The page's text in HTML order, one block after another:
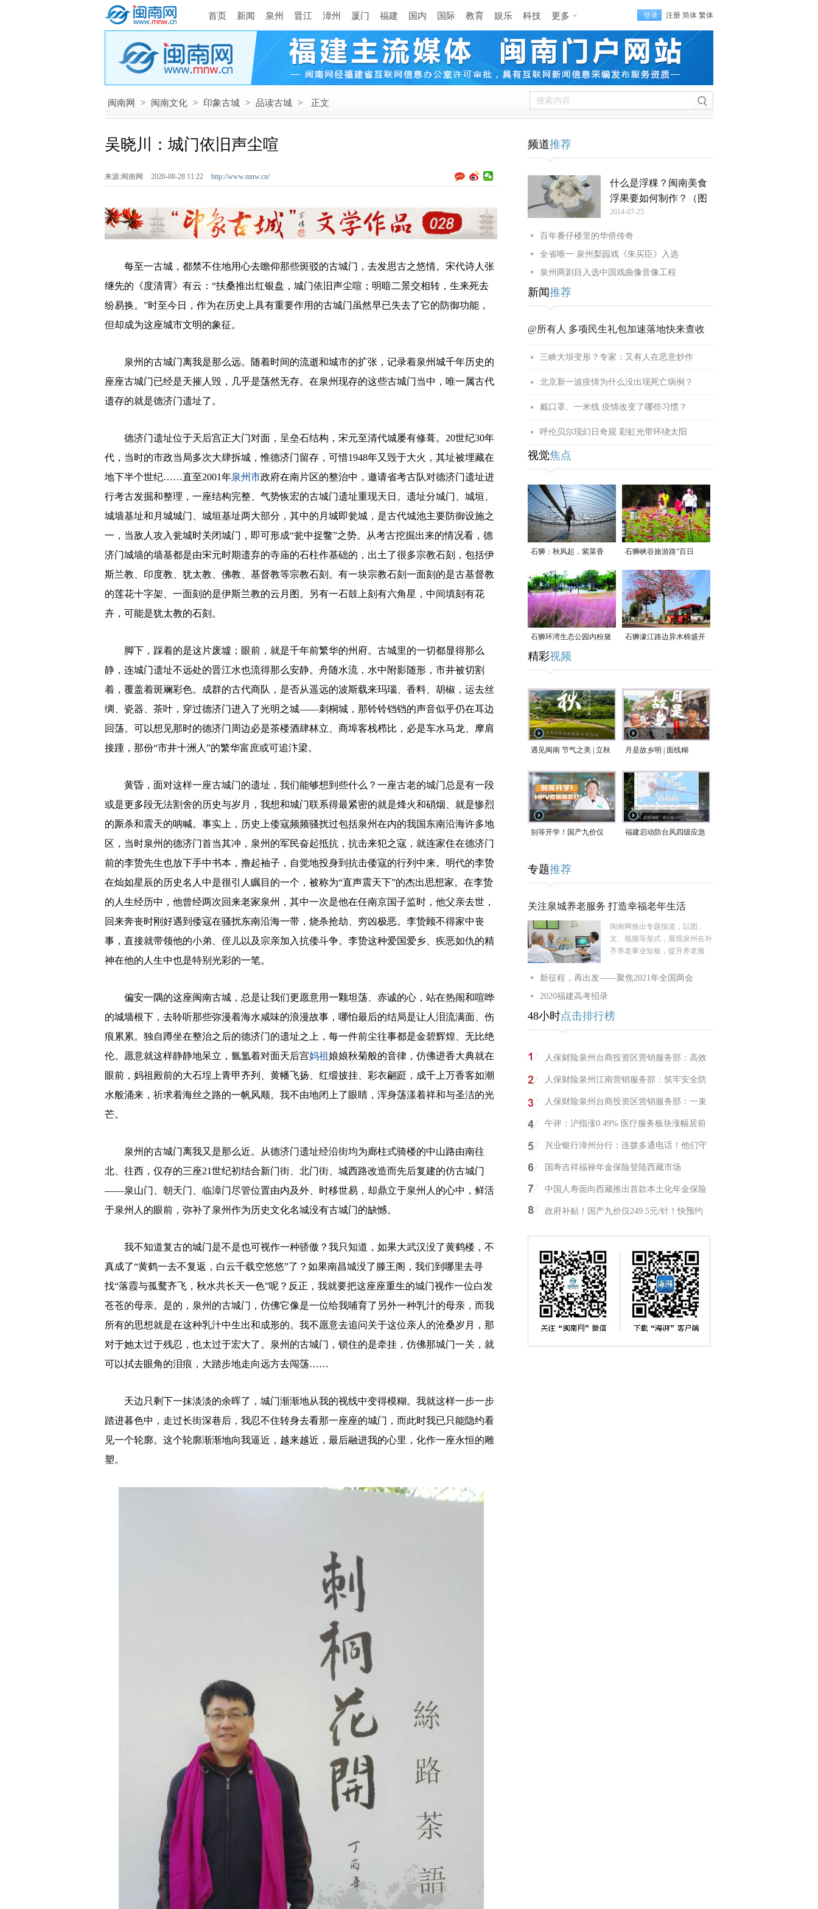
首页 新闻 泉州 晋江 漳州 厦门 福建 国内 国际 教育 娱乐 科技 更多 登录 注册 简体 繁体
闽南网 > 闽南文化 > 印象古城 > 品读古城 > 正文
吴晓川：城门依旧声尘喧
来源:闽南网 2020-08-28 11:22 http://www.mnw.cn/
每至一古城，都禁不住地用心去瞻仰那些斑驳的古城门，去发思古之悠情。宋代诗人张
继先的《度清霄》有云：“扶桑推出红银盘，城门依旧声尘喧；明暗二景交相转，生来死去
纷易换。”时至今日，作为在历史上具有重要作用的古城门虽然早已失去了它的防御功能，
但却成为这座城市文明的象征。
泉州的古城门离我是那么远。随着时间的流逝和城市的扩张，记录着泉州城千年历史的
座座古城门已经是天摧人毁，几乎是荡然无存。在泉州现存的这些古城门当中，唯一属古代
遗存的就是德济门遗址了。
德济门遗址位于天后宫正大门对面，呈垒石结构，宋元至清代城屡有修葺。20世纪30年
代，当时的市政当局多次大肆拆城，惟德济门留存，可惜1948年又毁于大火，其址被埋藏在
地下半个世纪……直至2001年泉州市政府在南片区的整治中，邀请省考古队对德济门遗址进
行考古发掘和整理，一座结构完整、气势恢宏的古城门遗址重现天日。遗址分城门、城垣、
城墙基址和月城城门、城垣基址两大部分，其中的月城即瓮城，是古代城池主要防御设施之
一，当敌人攻入瓮城时关闭城门，即可形成“瓮中捉鳖”之势。从考古挖掘出来的情况看，德
济门城墙的墙基都是由宋元时期遗弃的寺庙的石柱作基础的，出土了很多宗教石刻，包括伊
斯兰教、印度教、犹太教、佛教、基督教等宗教石刻。有一块宗教石刻一面刻的是古基督教
的莲花十字架、一面刻的是伊斯兰教的云月图。另有一石鼓上刻有六角星，中间填刻有花
卉，可能是犹太教的石刻。
脚下，踩着的是这片废墟；眼前，就是千年前繁华的州府。古城里的一切都显得那么
静，连城门遗址不远处的晋江水也流得那么安静。舟随水流，水中附影随形，市井被切割
着，覆盖着斑斓彩色。成群的古代商队，是否从遥远的波斯载来玛瑙、香料、胡椒，运去丝
绸、瓷器、茶叶，穿过德济门进入了光明之城——刺桐城，那铃铃铛铛的声音似乎仍在耳边
回荡。可以想见那时的德济门周边必是茶楼酒肆林立、商埠客栈栉比，必是车水马龙、摩肩
接踵，那份“市井十洲人”的繁华富庶或可追汴梁。
黄昏，面对这样一座古城门的遗址，我们能够想到些什么？一座古老的城门总是有一段
或是更多段无法割舍的历史与岁月，我想和城门联系得最紧密的就是烽火和硝烟、就是惨烈
的厮杀和震天的呐喊。事实上，历史上倭寇频频骚扰过包括泉州在内的我国东南沿海许多地
区，当时泉州的德济门首当其冲，泉州的军民奋起抵抗，抗击来犯之寇，就连家住在德济门
前的李贽先生也放下手中书本，撸起袖子，自觉地投身到抗击倭寇的行列中来。明代的李贽
在灿如星辰的历史名人中是很引人瞩目的一个，被称为“直声震天下”的杰出思想家。在李贽
的人生经历中，他曾经两次回来老家泉州，其中一次是他在任南京国子监时，他父亲去世，
回来奔丧时刚好遇到倭寇在骚扰东南沿海一带，烧杀抢劫、穷凶极恶。李贽顾不得家中丧
事，直接就带领他的小弟、侄儿以及宗亲加入抗倭斗争。李贽这种爱国爱乡、疾恶如仇的精
神在他的人生中也是特别光彩的一笔。
偏安一隅的这座闽南古城，总是让我们更愿意用一颗坦荡、赤诚的心，站在热闹和喧哗
的城墙根下，去聆听那些弥漫着海水咸味的浪漫故事，哪怕最后的结局是让人泪流满面、伤
痕累累。独自蹲坐在整治之后的德济门的遗址之上，每一件前尘往事都是金碧辉煌、无比绝
伦。愿意就这样静静地呆立，氤氲着对面天后宫妈祖娘娘秋菊般的音律，仿佛进香大典就在
眼前，妈祖殿前的大石埕上青甲齐列、黄幡飞扬、红缎披挂、彩衣翩跹，成千上万香客如潮
水般涌来，祈求着海丝之路的一帆风顺。我不由地闭上了眼睛，浑身荡漾着祥和与圣洁的光
芒。
泉州的古城门离我又是那么近。从德济门遗址经沿街均为廊柱式骑楼的中山路由南往
北、往西，仅存的三座21世纪初结合新门街、北门街、城西路改造而先后复建的仿古城门
——泉山门、朝天门、临漳门尽管位置由内及外、时移世易，却鼎立于泉州人的心中，鲜活
于泉州人的眼前，弥补了泉州作为历史文化名城没有古城门的缺憾。
我不知道复古的城门是不是也可视作一种骄傲？我只知道，如果大武汉没了黄鹤楼，不
真成了“黄鹤一去不复返，白云千载空悠悠”了？如果南昌城没了滕王阁，我们到哪里去寻
找“落霞与孤鹜齐飞，秋水共长天一色”呢？反正，我就要把这座座重生的城门视作一位白发
苍苍的母亲。是的，泉州的古城门，仿佛它像是一位给我哺育了另外一种乳汁的母亲，而我
所有的思想就是在这种乳汁中生出和成形的。我不愿意去追问关于这位亲人的沧桑岁月，那
对于她太过于残忍，也太过于宏大了。泉州的古城门，锁住的是牵挂，仿佛那城门一关，就
可以拭去眼角的泪痕，大踏步地走向远方去闯荡……
天边只剩下一抹淡淡的余晖了，城门渐渐地从我的视线中变得模糊。我就这样一步一步
踏进暮色中，走过长街深巷后，我忍不住转身去看那一座座的城门，而此时我已只能隐约看
见一个轮廓。这个轮廓渐渐地向我逼近，越来越近，最后融进我的心里，化作一座永恒的雕
塑。
频道推荐
什么是浮粿？闽南美食
浮果要如何制作？（图
2014-07-25
百年番仔楼里的华侨传奇
全省唯一 泉州梨园戏《朱买臣》入选
泉州两剧目入选中国戏曲像音像工程
新闻推荐
@所有人 多项民生礼包加速落地快来查收
三峡大坝变形？专家：又有人在恶意炒作
北京新一波疫情为什么没出现死亡病例？
戴口罩、一米线 疫情改变了哪些习惯？
呼伦贝尔现幻日奇观 彩虹光带环绕太阳
视觉焦点
石狮：秋风起，紫菜香 石狮峡谷旅游路“百日
草”争相斗艳
石狮环湾生态公园内粉黛
乱子草盛放
石狮濠江路边异木棉盛开
精彩视频
遇见闽南 节气之美 | 立秋 月是故乡明 | 面线糊
别等开学！国产九价仅
紧打
福建启动防台风四级应急
专题推荐
关注泉城养老服务 打造幸福老年生活
闽南网推出专题报道，以图、
文、视频等形式，展现泉州在补
齐养老事业短板，提升养老服
新征程，再出发——聚焦2021年全国两会
2020福建高考招录
48小时点击排行榜
人保财险泉州台商投资区营销服务部：高效
人保财险泉州江南营销服务部：筑牢安全防
人保财险泉州台商投资区营销服务部：一束
午评：沪指涨0.49% 医疗服务板块涨幅居前
兴业银行漳州分行：连拨多通电话！他们守
国寿吉祥福禄年金保险登陆西藏市场
中国人寿面向西藏推出首款本土化年金保险
政府补贴！国产九价仅249.5元/针！快预约